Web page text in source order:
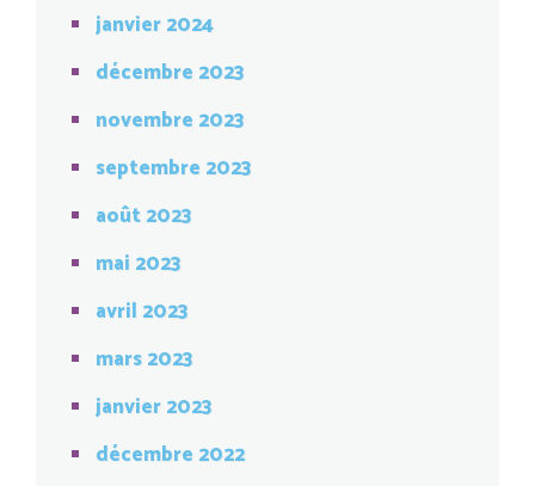
janvier 2024
décembre 2023
novembre 2023
septembre 2023
août 2023
mai 2023
avril 2023
mars 2023
janvier 2023
décembre 2022